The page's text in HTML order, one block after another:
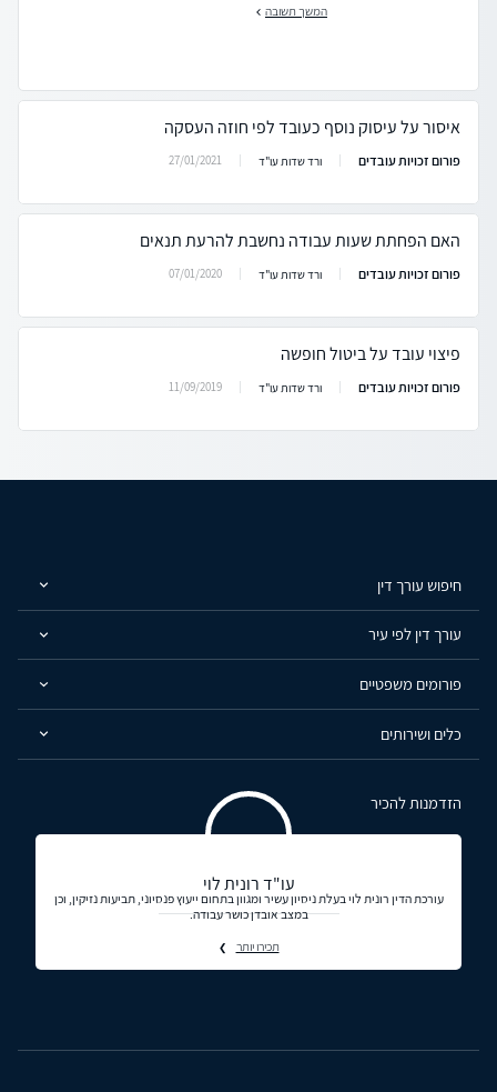
המשך תשובה
איסור על עיסוק נוסף כעובד לפי חוזה העסקה
פורום זכויות עובדים ורד שדות עו"ד 27/01/2021
האם הפחתת שעות עבודה נחשבת להרעת תנאים
פורום זכויות עובדים ורד שדות עו"ד 07/01/2020
פיצוי עובד על ביטול חופשה
פורום זכויות עובדים ורד שדות עו"ד 11/09/2019
חיפוש עורך דין
עורך דין לפי עיר
פורומים משפטיים
כלים ושירותים
הזדמנות להכיר
עו"ד רונית לוי
עורכת הדין רונית לוי בעלת ניסיון עשיר ומגוון בתחום ייעוץ פנסיוני, תביעות נזיקין, וכן
במצב אובדן כושר עבודה.
תכירו יותר